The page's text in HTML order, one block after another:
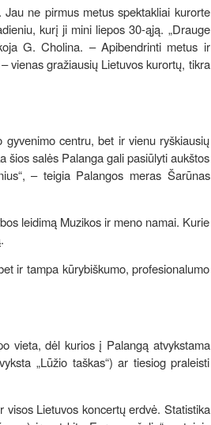
ne pirmus metus spektakliai kurorte
kurį ji mini liepos 30-ąją. „Drauge
G. Cholina. – Apibendrinti metus ir
vienas gražiausių Lietuvos kurortų, tikra
centru, bet ir vienu ryškiausių
šios salės Palanga gali pasiūlyti aukštos
– teigia Palangos meras Šarūnas
leidimą Muzikos ir meno namai. Kurie
ir tampa kūrybiškumo, profesionalumo
vieta, dėl kurios į Palangą atvykstama
„Lūžio taškas“) ar tiesiog praleisti
Lietuvos koncertų erdvė. Statistika